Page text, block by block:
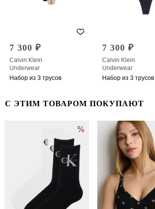
7 300 ₽
Calvin Klein
Underwear
Набор из 3 трусов
7 300 ₽
Calvin Klein
Underwear
Набор из 3 трусов
С ЭТИМ ТОВАРОМ ПОКУПАЮТ
%